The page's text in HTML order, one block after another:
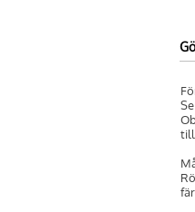
till